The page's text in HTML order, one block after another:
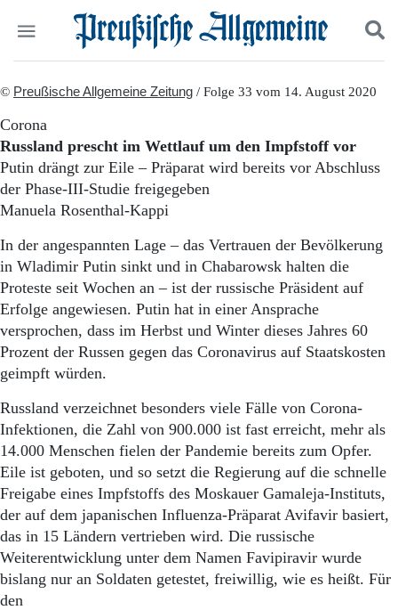
Start
Aktuelle Ausgabe
Abonnenten-Login
Abonnent werden
Abo Prämien
Archiv
Mediadaten
Politik
Panorama
Gesellschaft
Leben
Geschichte
Pommern
Berlin-Brandenburg
Schlesien
Danzig und Westpreußen
Bücher
Kontakt
Impressum
Datenschutz
Suchen und finden
© Preußische Allgemeine Zeitung / Folge 33 vom 14. August 2020
Corona
Russland prescht im Wettlauf um den Impfstoff vor
Putin drängt zur Eile – Präparat wird bereits vor Abschluss
der Phase-III-Studie freigegeben
Manuela Rosenthal-Kappi
In der angespannten Lage – das Vertrauen der Bevölkerung
in Wladimir Putin sinkt und in Chabarowsk halten die
Proteste seit Wochen an – ist der russische Präsident auf
Erfolge angewiesen. Putin hat in einer Ansprache
versprochen, dass im Herbst und Winter dieses Jahres 60
Prozent der Russen gegen das Coronavirus auf Staatskosten
geimpft würden.
Russland verzeichnet besonders viele Fälle von Corona-
Infektionen, die Zahl von 900.000 ist fast erreicht, mehr als
14.000 Menschen fielen der Pandemie bereits zum Opfer.
Eile ist geboten, und so setzt die Regierung auf die schnelle
Freigabe eines Impfstoffs des Moskauer Gamaleja-Instituts,
der auf dem japanischen Influenza-Präparat Avifavir basiert,
das in 15 Ländern vertrieben wird. Die russische
Weiterentwicklung unter dem Namen Favipiravir wurde
bislang nur an Soldaten getestet, freiwillig, wie es heißt. Für
den